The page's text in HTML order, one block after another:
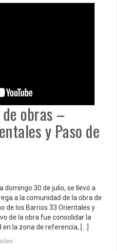
obras –
y Paso de
domingo 30 de julio, se llevó a
a la comunidad de la obra de
de los Barrios 33 Orientales y
de la obra fue consolidar la
la zona de referencia, […]